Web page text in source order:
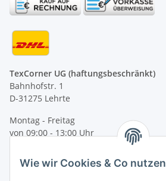
TexCorner UG (haftungsbeschränkt)
Bahnhofstr. 1
D-31275 Lehrte
Montag - Freitag
von 09:00 - 13:00 Uhr
Tel: +49 (0) 5132 8230689
Wie wir Cookies & Co nutzen